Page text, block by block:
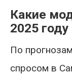
Какие
2025 году
По
спросом в